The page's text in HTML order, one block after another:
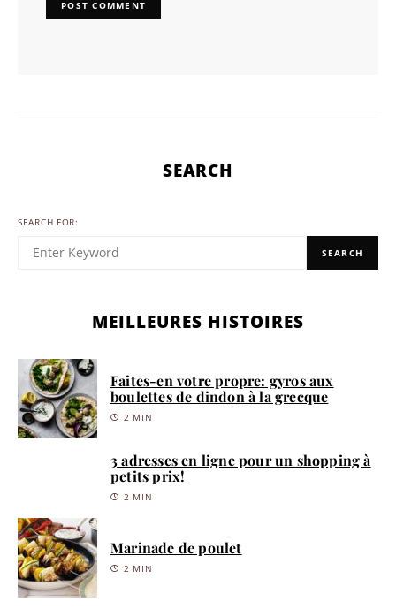
SEARCH
SEARCH FOR:
SEARCH
MEILLEURES HISTOIRES
Faites-en votre propre: gyros aux
boulettes de dindon à la grecque
2 MIN
3 adresses en ligne pour un shopping à
petits prix!
2 MIN
Marinade de poulet
2 MIN